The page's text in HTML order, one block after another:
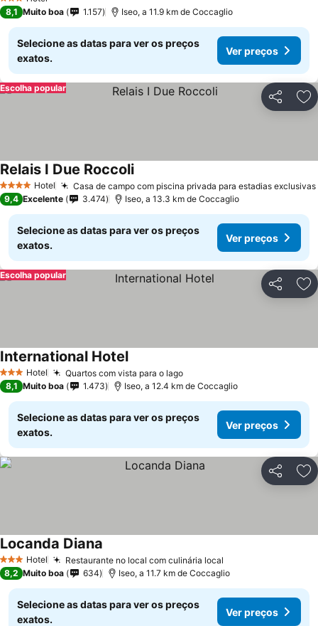
3 Estrelas
8,1 Muito boa 1.157 Iseo, a 11.9 km de Coccaglio
Selecione as datas para ver os preços
exatos.
Ver preços
Partilhar
Escolha popular
4 EstrelasHotel Casa de campo com piscina privada para estadias exclusivas
Relais I Due RoccoliVer preços
9,4 Excelente 3.474 Iseo, a 13.3 km de Coccaglio
Selecione as datas para ver os preços
exatos.
Ver preços
Partilhar
Escolha popular
3 EstrelasHotel Quartos com vista para o lagoVer preços
International HotelVer preços
8,1 Muito boa 1.473 Iseo, a 12.4 km de Coccaglio
Selecione as datas para ver os preços
exatos.
Ver preços
Partilhar
3 EstrelasHotel Restaurante no local com culinária local
Locanda Diana
8,2 Muito boa 634 Iseo, a 11.7 km de Coccaglio
Selecione as datas para ver os preços
exatos.
Ver preços